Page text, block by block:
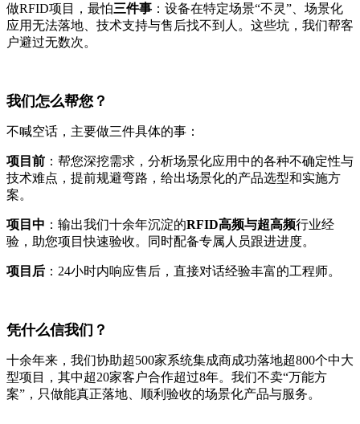
做RFID项目，最怕三件事 ：设备在特定场景“不灵”、场景化
应用无法落地、技术支持与售后找不到人。这些坑，我们帮客
户避过无数次。
我们怎么帮您？
不喊空话，主要做三件具体的事：
项目前 ：帮您深挖需求，分析场景化应用中的各种不确定性与
技术难点，提前规避弯路，给出场景化的产品选型和实施方
案。
项目中 ：输出我们十余年沉淀的RFID高频与超高频行业经
验，助您项目快速验收。同时配备专属人员跟进进度。
项目后 ：24小时内响应售后，直接对话经验丰富的工程师。
凭什么信我们？
十余年来，我们协助超500家系统集成商成功落地超800个中大
型项目，其中超20家客户合作超过8年。我们不卖“万能方
案”，只做能真正落地、顺利验收的场景化产品与服务。